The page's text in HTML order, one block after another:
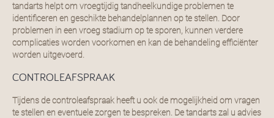
tandarts helpt om vroegtijdig tandheelkundige problemen te
identificeren en geschikte behandelplannen op te stellen. Door
problemen in een vroeg stadium op te sporen, kunnen verdere
complicaties worden voorkomen en kan de behandeling efficiënter
worden uitgevoerd.
CONTROLEAFSPRAAK
Tijdens de controleafspraak heeft u ook de mogelijkheid om vragen
te stellen en eventuele zorgen te bespreken. De tandarts zal u advies